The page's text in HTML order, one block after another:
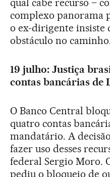
qual cabe recurso –
complexo panorama
o ex-dirigente insiste
obstáculo no
19 julho: Justiça
contas bancárias de
O Banco Central
quatro contas
mandatário. A
fazer uso desses
federal Sergio Moro.
pediu o bloqueio de